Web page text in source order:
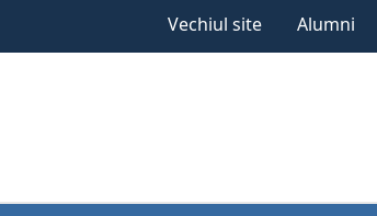
Vechiul site Alumni